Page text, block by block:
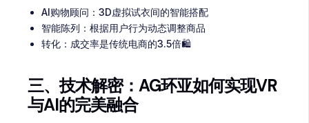
AI购物顾问：3D虚拟试衣间的智能搭配
智能陈列：根据用户行为动态调整商品
转化：成交率是传统电商的3.5倍🛍️
三、技术解密：AG环亚如何实现VR
与AI的完美融合